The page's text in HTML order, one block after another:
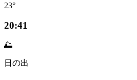
23°
20:41
🌅
日の出